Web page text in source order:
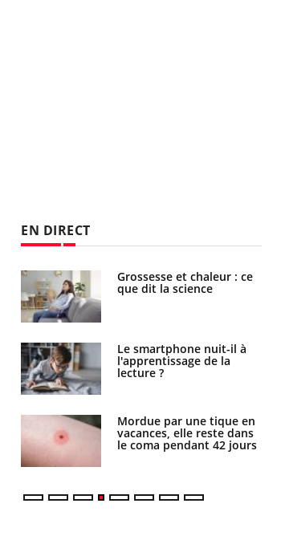
EN DIRECT
Grossesse et chaleur : ce
que dit la science
Le smartphone nuit-il à
l'apprentissage de la
lecture ?
Mordue par une tique en
vacances, elle reste dans
le coma pendant 42 jours